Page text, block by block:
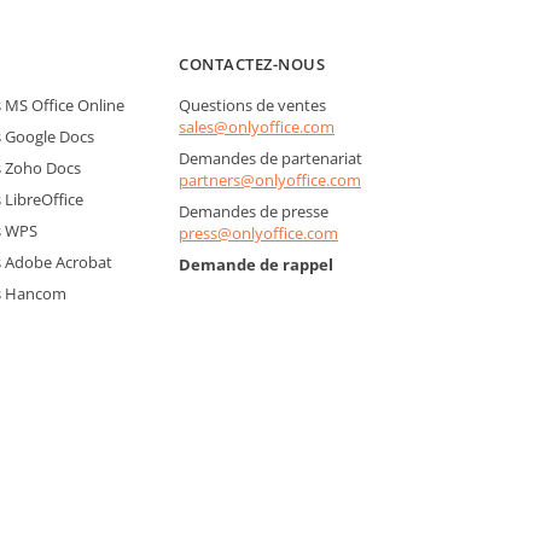
MS Office Online
Google Docs
Zoho Docs
LibreOffice
WPS
Adobe Acrobat
Hancom
CONTACTEZ-NOUS
Questions de ventes
sales@onlyoffice.com
Demandes de partenariat
partners@onlyoffice.com
Demandes de presse
press@onlyoffice.com
Demande de rappel